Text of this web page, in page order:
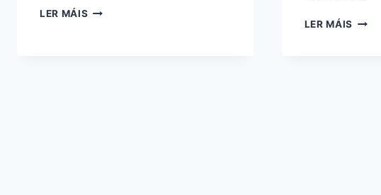
LER MÁIS
LER MÁIS